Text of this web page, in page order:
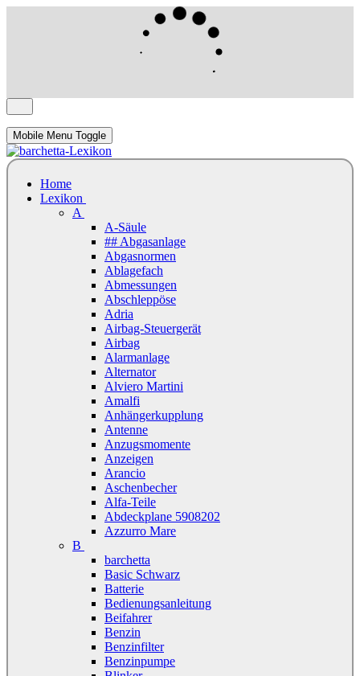
Mobile Menu Toggle
Home
Lexikon
A
A-Säule
## Abgasanlage
Abgasnormen
Ablagefach
Abmessungen
Abschleppöse
Adria
Airbag-Steuergerät
Airbag
Alarmanlage
Alternator
Alviero Martini
Amalfi
Anhängerkupplung
Antenne
Anzugsmomente
Anzeigen
Arancio
Aschenbecher
Alfa-Teile
Abdeckplane 5908202
Azzurro Mare
B
barchetta
Basic Schwarz
Batterie
Bedienungsanleitung
Beifahrer
Benzin
Benzinfilter
Benzinpumpe